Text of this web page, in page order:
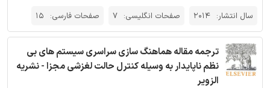
سال انتشار: 2014 صفحات انگلیسی: 7 صفحات فارسی: 15
ترجمه مقاله هماهنگ سازی سراسری سیستم های بی
نظم ناپایدار به وسیله کنترل حالت لغزشی مجزا - نشریه
الزویر